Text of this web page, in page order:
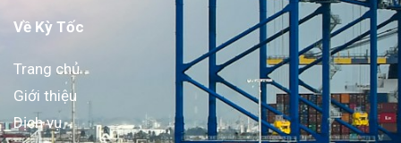
Về Kỳ Tốc
Trang chủ
Giới thiệu
Dịch vụ